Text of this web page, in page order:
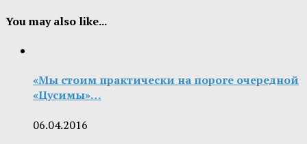
You may also like...
«Мы стоим практически на пороге очередной
«Цусимы»…
06.04.2016